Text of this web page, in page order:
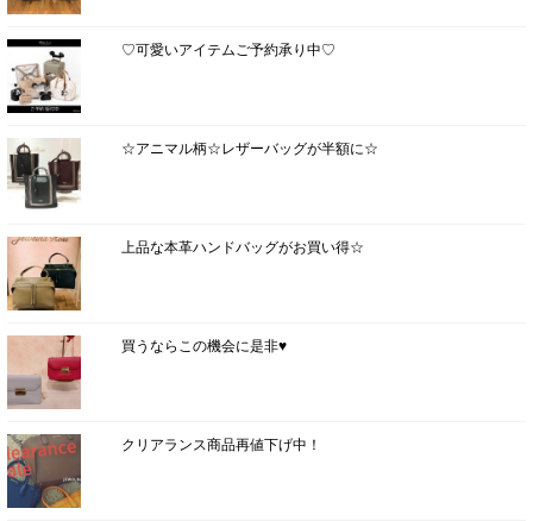
♡可愛いアイテムご予約承り中♡
☆アニマル柄☆レザーバッグが半額に☆
上品な本革ハンドバッグがお買い得☆
買うならこの機会に是非♥
クリアランス商品再値下げ中！